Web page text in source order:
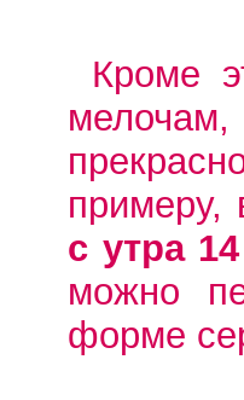
Кроме
примеру,
с утра
можно
форме